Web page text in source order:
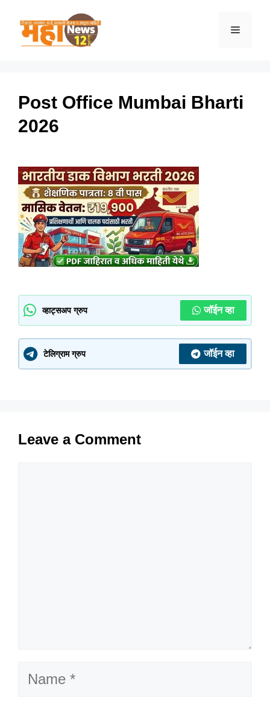
Menu
Post Office Mumbai Bharti
2026
व्हाट्सअप ग्रुप जॉईन व्हा
टेलिग्राम ग्रुप जॉईन व्हा
Leave a Comment
Name